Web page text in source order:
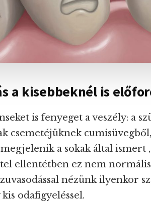
a kisebbeknél is
is fenyeget a veszély: a
csemetéjüknek
a sokak által ismert
ellentétben ez nem
nézünk ilyenkor
odafigyeléssel.